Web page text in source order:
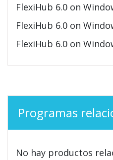
FlexiHub 6.0 on
FlexiHub 6.0 on
FlexiHub 6.0 on
Programas
No hay productos